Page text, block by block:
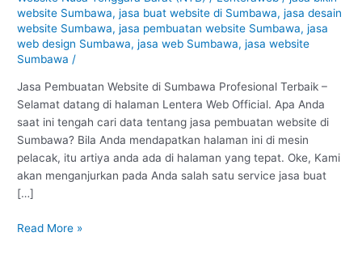
website Sumbawa,jasa buat website di Sumbawa,jasa desain
website Sumbawa,jasa pembuatan website Sumbawa,jasa
web design Sumbawa,jasa web Sumbawa,jasa website
Sumbawa /
Jasa Pembuatan Website di Sumbawa Profesional Terbaik –
Selamat datang di halaman Lentera Web Official. Apa Anda
saat ini tengah cari data tentang jasa pembuatan website di
Sumbawa? Bila Anda mendapatkan halaman ini di mesin
pelacak, itu artiya anda ada di halaman yang tepat. Oke, Kami
akan menganjurkan pada Anda salah satu service jasa buat
[…]
Sumbawa
:
Profesional
#1
Read More »